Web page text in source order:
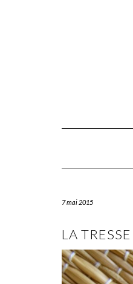
7 mai 2015
LA